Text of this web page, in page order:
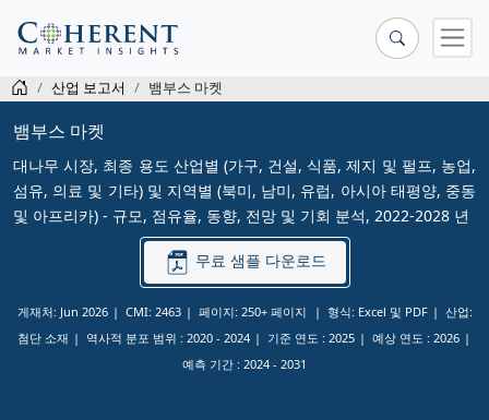
산업 보고서 뱀부스 마켓
뱀부스 마켓
대나무 시장, 최종 용도 산업별 (가구, 건설, 식품, 제지 및 펄프, 농업,
섬유, 의료 및 기타) 및 지역별 (북미, 남미, 유럽, 아시아 태평양, 중동
및 아프리카) - 규모, 점유율, 동향, 전망 및 기회 분석, 2022-2028 년
무료 샘플 다운로드
게재처: Jun 2026 CMI: 2463 페이지: 250+ 페이지 형식: Excel 및 PDF
산업:
첨단 소재
역사적 분포 범위 : 2020 - 2024 기준 연도 : 2025 예상 연도 : 2026
예측 기간 : 2024 - 2031